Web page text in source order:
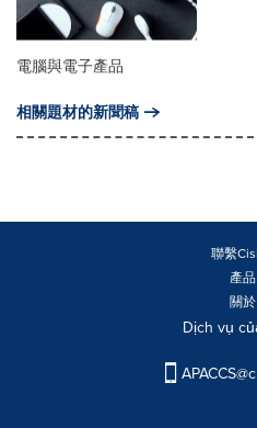
電腦與電子產品
相關題材的新聞稿
聯繫
產品
關於
Dịch vụ